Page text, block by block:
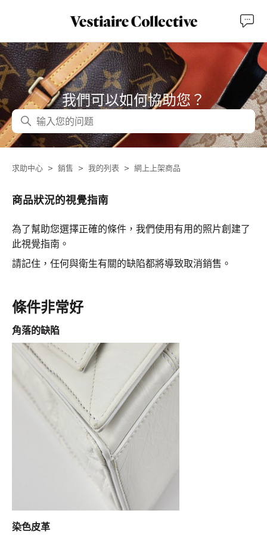
我們可以如何協助您？
搜尋
求助中心 銷售 我的列表 網上上架商品
商品狀況的視覺指南
為了幫助您選擇正確的條件，我們使用有用的照片創建了
此視覺指南。
請記住，任何與衛生有關的缺陷都將導致取消銷售。
條件非常好
角落的缺陷
染色皮革